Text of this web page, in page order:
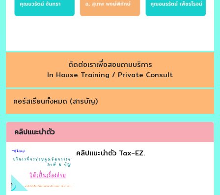
ติดต่อเราเพื่อสอบถามบริการ
In House Training / Private Consult
คอร์สเรียนทั้งหมด (สารบัญ)
คลิปแนะนำตัว
คลิปแนะนำตัว Tax-EZ.